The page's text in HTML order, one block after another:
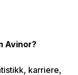
Avinor?
karriere,